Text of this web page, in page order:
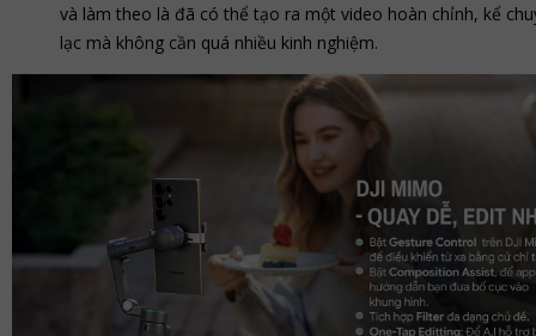
và làm theo là đã có thể tạo ra một video hoàn chỉnh, kể
lạc mà không cần quá nhiều kinh nghiệm.